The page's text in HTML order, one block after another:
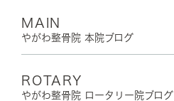
MAIN
やがわ整骨院 本院ブログ
ROTARY
やがわ整骨院 ロータリー院ブログ